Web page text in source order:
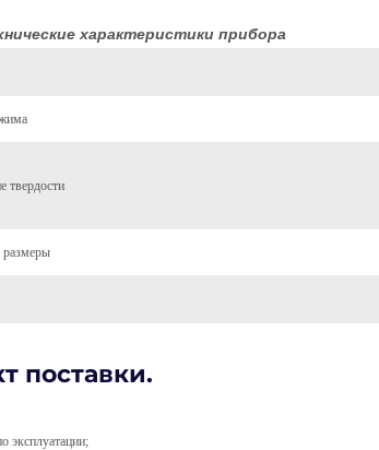
характеристики прибора
твердости
размеры
поставки.
эксплуатации;